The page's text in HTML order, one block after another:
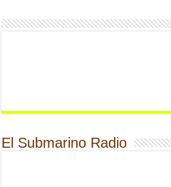
El Submarino Radio